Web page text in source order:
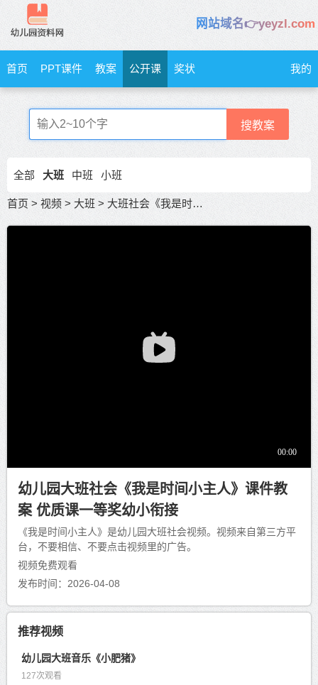
网站域名👉yeyzl.com
首页 PPT课件 教案 公开课 奖状 我的
搜教案
全部 大班 中班 小班
首页 > 视频 > 大班 > 大班社会《我是时间小主人》课件教案 优质课一等奖幼小衔接
幼儿园大班社会《我是时间小主人》课件教
案 优质课一等奖幼小衔接
《我是时间小主人》是幼儿园大班社会视频。视频来自第三方平
台，不要相信、不要点击视频里的广告。
视频免费观看
发布时间：2026-04-08
推荐视频
幼儿园大班音乐《小肥猪》
127次观看